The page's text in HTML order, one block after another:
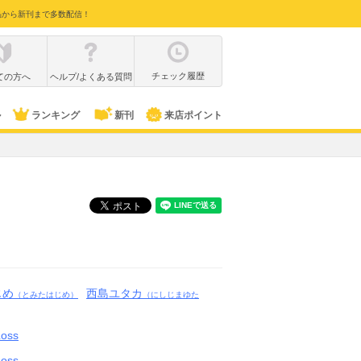
ら新刊まで多数配信！
の方へ ヘルプ/よくある質問 チェック履歴
ランキング 新刊 来店ポイント
（とみたはじめ） 西島ユタカ
（にしじまゆた